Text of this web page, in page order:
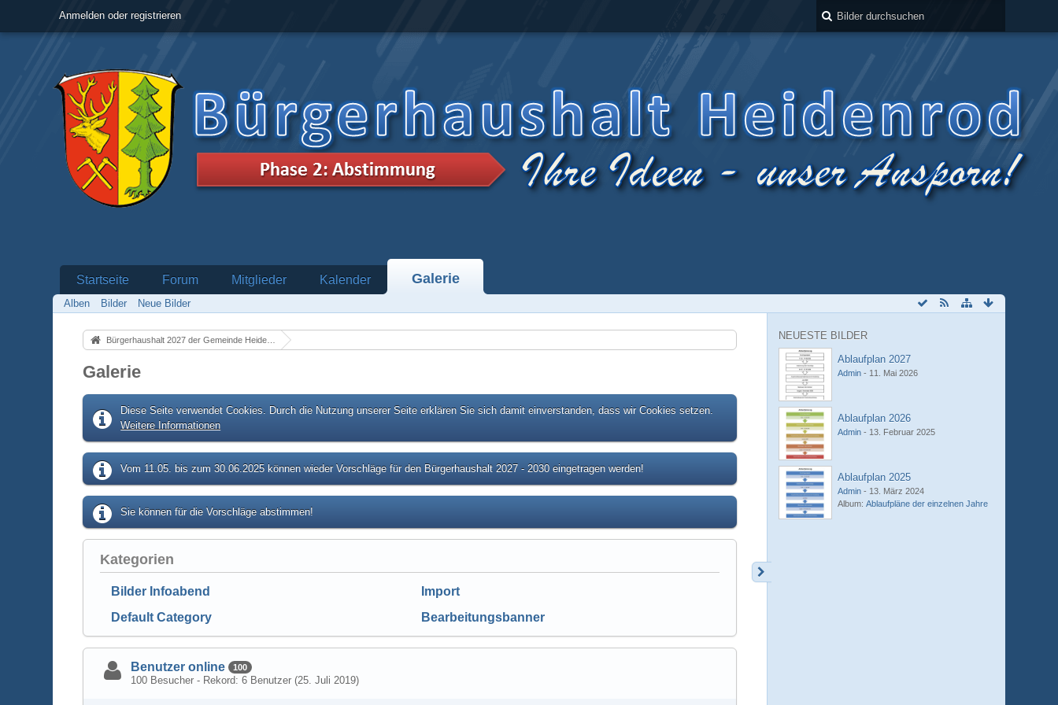
Anmelden oder registrieren
Startseite Forum Mitglieder Kalender Galerie
Alben Bilder Neue Bilder
Bürgerhaushalt 2027 der Gemeinde Heidenrod
Galerie
Diese Seite verwendet Cookies. Durch die Nutzung unserer Seite erklären Sie sich damit einverstanden, dass wir Cookies setzen.
Weitere Informationen
Vom 11.05. bis zum 30.06.2025 können wieder Vorschläge für den Bürgerhaushalt 2027 - 2030 eingetragen werden!
Sie können für die Vorschläge abstimmen!
Kategorien
Bilder Infoabend
Import
Default Category
Bearbeitungsbanner
Benutzer online 100
100 Besucher - Rekord: 6 Benutzer (25. Juli 2019)
NEUESTE BILDER
Ablaufplan 2027
Admin - 11. Mai 2026
Ablaufplan 2026
Admin - 13. Februar 2025
Ablaufplan 2025
Admin - 13. März 2024
Album:Ablaufpläne der einzelnen Jahre